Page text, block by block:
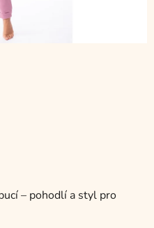
– pohodlí a styl pro